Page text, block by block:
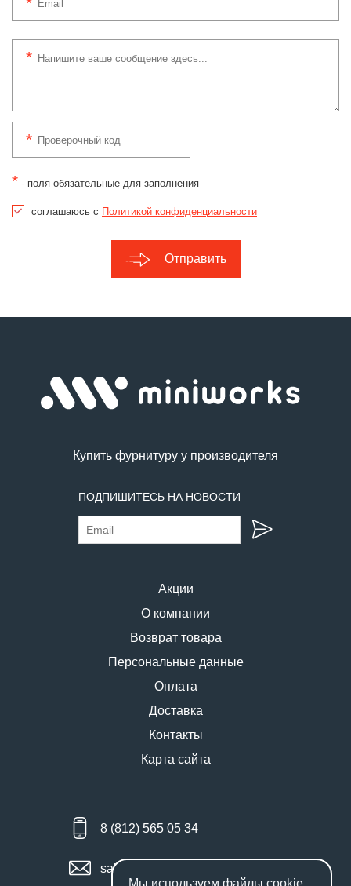
* - поля обязательные для заполнения
соглашаюсь с Политикой конфиденциальности
Отправить
Купить фурнитуру у производителя
ПОДПИШИТЕСЬ НА НОВОСТИ
Акции
О компании
Возврат товара
Персональные данные
Оплата
Доставка
Контакты
Карта сайта
8 (812) 565 05 34
sales@miniworks.ru
Мы используем файлы cookie